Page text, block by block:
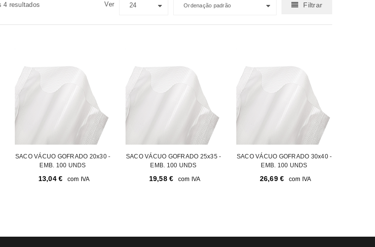
Endereço de email
A ligação para definir uma nova senha será enviada para o seu
endereço de email.
4 resultados Filtrar
Ordenação padrão
Ver 24
SACO VÁCUO GOFRADO 20x30 -
EMB. 100 UNDS
13,04€ com IVA
SACO VÁCUO GOFRADO 25x35 -
EMB. 100 UNDS
19,58€ com IVA
SACO VÁCUO GOFRADO 30x40 -
EMB. 100 UNDS
26,69€ com IVA